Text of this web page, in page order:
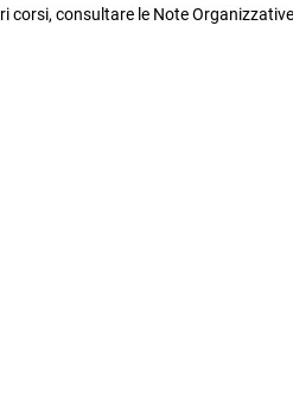
corsi, consultare le Note